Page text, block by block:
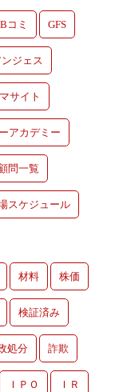
Bコミ GFS
ンジェス
サイト
アカデミー
問一覧
スケジュール
材料 株価
検証済み
処分 詐欺
ＩＰＯ ＩＲ